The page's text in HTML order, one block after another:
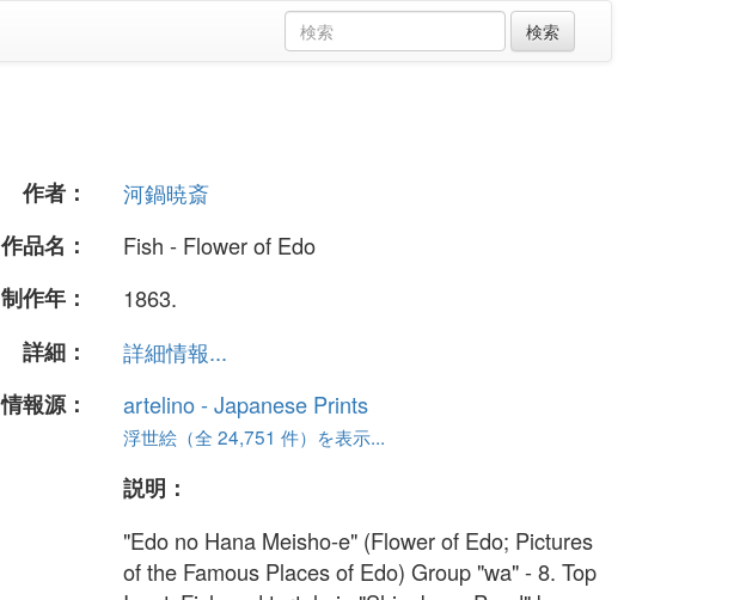
作者：
河鍋暁斎
作品名：
Fish - Flower of Edo
制作年：
1863.
詳細：
詳細情報...
情報源：
artelino - Japanese Prints
浮世絵（全 24,751 件）を表示...
説明：
"Edo no Hana Meisho-e" (Flower of Edo; Pictures
of the Famous Places of Edo) Group "wa" - 8. Top